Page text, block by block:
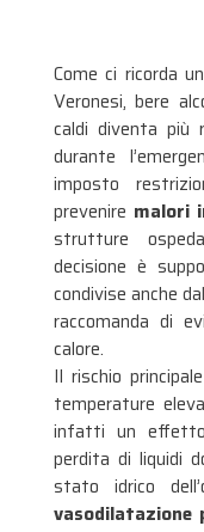
Come ci ricorda
Veronesi, bere
caldi diventa più
durante
imposto
prevenire malori
strutture
decisione è
condivise anche
raccomanda di
calore.
Il rischio
temperature
infatti un effetto
perdita di liquidi
stato idrico
vasodilatazione